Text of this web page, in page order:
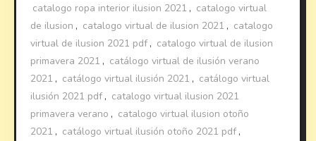
catalogo ropa interior ilusion 2021 , catalogo virtual
de ilusion , catalogo virtual de ilusion 2021 , catalogo
virtual de ilusion 2021 pdf , catalogo virtual de ilusion
primavera 2021 , catálogo virtual de ilusión verano
2021 , catálogo virtual ilusión 2021 , catálogo virtual
ilusión 2021 pdf , catalogo virtual ilusion 2021
primavera verano , catalogo virtual ilusion otoño
2021 , catálogo virtual ilusión otoño 2021 pdf ,